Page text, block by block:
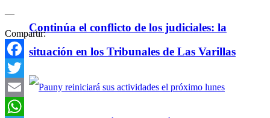
Continúa el conflicto de los judiciales: la
situación en los Tribunales de Las Varillas
—
Compartir:
Facebook
Twitter
Email